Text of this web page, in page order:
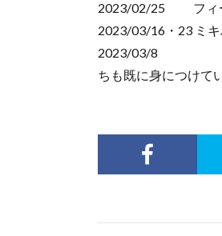
2023/02/25 フィー
2023/03/16・23 ミ
2023/03/8
ちも既に身につけて